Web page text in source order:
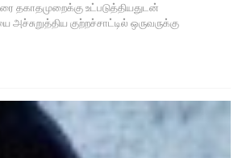
தகாதமுறைக்கு உட்படுத்தியதுடன்
குற்றச்சாட்டில் ஒருவருக்கு